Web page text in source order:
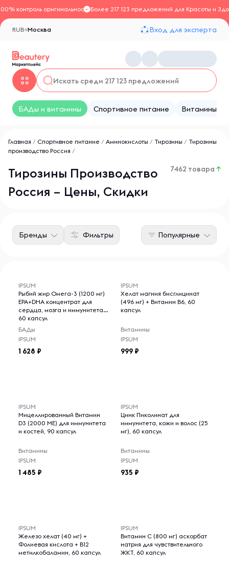
контроль оригинальностиБолее 217 123 предложений для Красоты и
Москва
RUB Вход для эксперта
БАДы и витамины Спортивное питание Витамины
Главная / Спортивное питание / Аминокислоты / Тирозины / Тирозины
производство Россия /
Тирозины Производство
Россия – Цены, Скидки
7462 товара ↑
Фильтры
Бренды Популярные
IPSUM
Рыбий жир Омега-3 (1200 мг)
EPA+DHA концентрат для
сердца, мозга и иммунитета,
60 капсул
БАДы
IPSUM
1 628
IPSUM
Хелат магния бисглицинат
(496 мг) + Витамин B6, 60
капсул
Витамины
IPSUM
999
IPSUM
Мицеллированный Витамин
D3 (2000 МЕ) для иммунитета
и костей, 90 капсул
Витамины
IPSUM
1 485
IPSUM
Цинк Пиколинат для
иммунитета, кожи и волос (25
мг), 60 капсул
Витамины
IPSUM
935
IPSUM
Железо хелат (40 мг) +
Фолиевая кислота + B12
метилкобаламин, 60 капсул
IPSUM
Витамин С (800 мг) аскорбат
натрия для чувствительного
ЖКТ, 60 капсул